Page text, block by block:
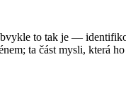
to tak je —
ta část mysli, která